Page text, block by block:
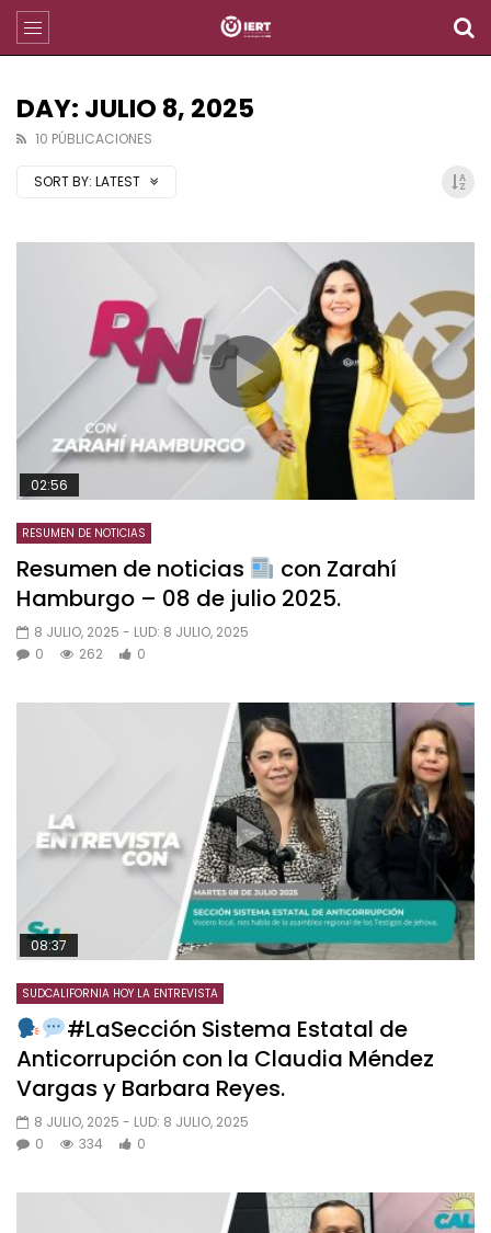
DAY: JULIO 8, 2025
10 PÚBLICACIONES
SORT BY: LATEST
02:56
RESUMEN DE NOTICIAS
Resumen de noticias
con Zarahí
Hamburgo – 08 de julio 2025.
8 JULIO, 2025 - LUD: 8 JULIO, 2025
0
262 0
08:37
SUDCALIFORNIA HOY LA ENTREVISTA
#LaSección Sistema Estatal de
Anticorrupción con la Claudia Méndez
Vargas y Barbara Reyes.
8 JULIO, 2025 - LUD: 8 JULIO, 2025
0
334 0